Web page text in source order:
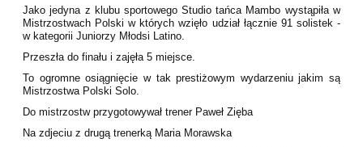
Jako jedyna z klubu sportowego Studio tańca Mambo wystąpiła w
Mistrzostwach Polski w których wzięło udział łącznie 91 solistek -
w kategorii Juniorzy Młodsi Latino.
Przeszła do finału i zajęła 5 miejsce.
To ogromne osiągnięcie w tak prestiżowym wydarzeniu jakim są
Mistrzostwa Polski Solo.
Do mistrzostw przygotowywał trener Paweł Zięba
Na zdjeciu z drugą trenerką Maria Morawska